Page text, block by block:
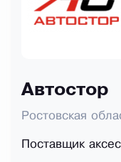
Автостор
Ростовская
Поставщик